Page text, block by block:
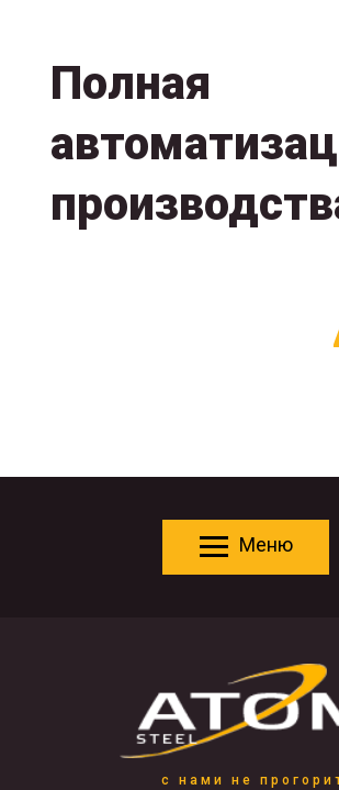
Полная
Меню
с нами не